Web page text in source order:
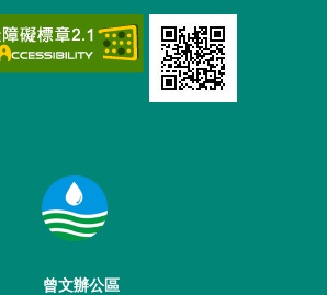
曾文辦公區